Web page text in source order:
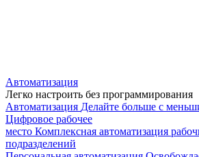
Автоматизация
Легко настроить без программирования
Автоматизация Делайте больше с
Цифровое рабочее
место Комплексная автоматизация
подразделений